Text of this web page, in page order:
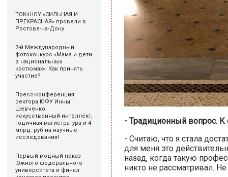
ТОК-ШОУ «СИЛЬНАЯ И
ПРЕКРАСНАЯ» провели в
Ростове-на-Дону
7-й Международный
фотоконкурс «Мама и дети
в национальных
костюмах». Как принять
участие?
Пресс-конференция
ректора ЮФУ Инны
Шевченко:
искусственный интеллект,
годичная магистратура и 4
млрд. руб на научные
исследования!
Первый модный показ
Южного федерального
университета и финал
- Традиционный вопрос. К
- Считаю, что я стала
для меня это
назад, когда такую
никто не рассматривал. Не